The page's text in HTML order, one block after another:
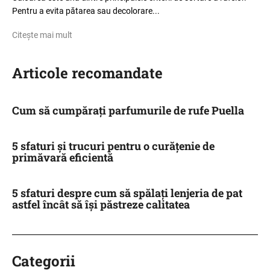
Pentru a evita pătarea sau decolorare...
Citește mai mult
Articole recomandate
Cum să cumpărați parfumurile de rufe Puella
5 sfaturi și trucuri pentru o curățenie de
primăvară eficientă
5 sfaturi despre cum să spălați lenjeria de pat
astfel încât să își păstreze calitatea
Categorii